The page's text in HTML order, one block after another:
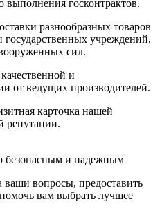
выполнения госконтрактов.
разнообразных товаров
учреждений,
сил.
и
от ведущих производителей.
карточка нашей
репутации.
безопасным и надежным
ваши вопросы, предоставить
вам выбрать лучшее